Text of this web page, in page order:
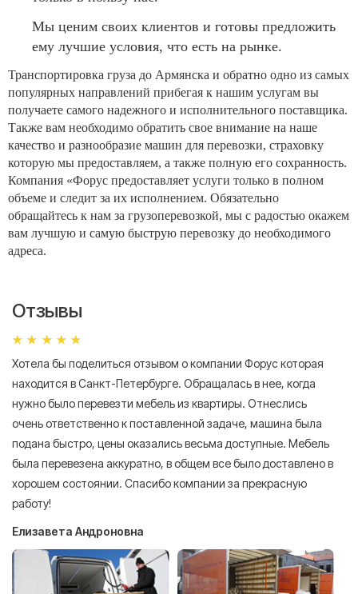
Мы ценим своих клиентов и готовы предложить
ему лучшие условия, что есть на рынке.
Транспортировка груза до Армянска и обратно одно из самых
популярных направлений прибегая к нашим услугам вы
получаете самого надежного и исполнительного поставщика.
Также вам необходимо обратить свое внимание на наше
качество и разнообразие машин для перевозки, страховку
которую мы предоставляем, а также полную его сохранность.
Компания «Форус предоставляет услуги только в полном
объеме и следит за их исполнением. Обязательно
обращайтесь к нам за грузоперевозкой, мы с радостью окажем
вам лучшую и самую быструю перевозку до необходимого
адреса.
Отзывы
Хотела бы поделиться отзывом о компании Форус которая
находится в Санкт-Петербурге. Обращалась в нее, когда
нужно было перевезти мебель из квартиры. Отнеслись
очень ответственно к поставленной задаче, машина была
подана быстро, цены оказались весьма доступные. Мебель
была перевезена аккуратно, в общем все было доставлено в
хорошем состоянии. Спасибо компании за прекрасную
работу!
Елизавета Андроновна